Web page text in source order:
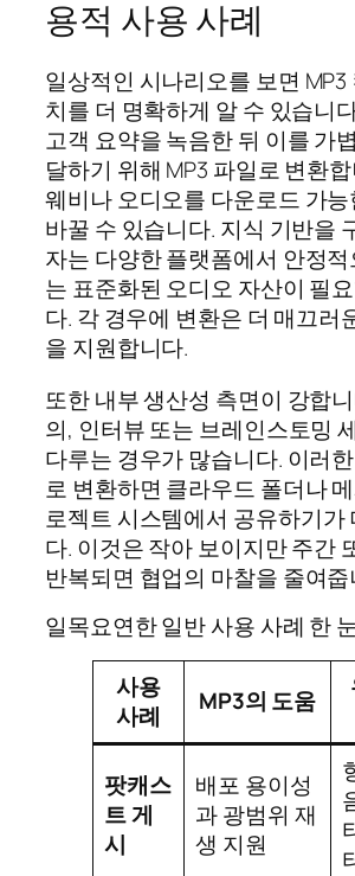
용적 사용 사례
일상적인 시나리오를 보면
치를 더 명확하게 알 수 있습니
고객 요약을 녹음한 뒤 이를 가
달하기 위해 MP3 파일로 변환
웨비나 오디오를 다운로드 가
바꿀 수 있습니다. 지식 기반을
자는 다양한 플랫폼에서 안정
는 표준화된 오디오 자산이 필
다. 각 경우에 변환은 더 매끄러
을 지원합니다.
또한 내부 생산성 측면이 강합
의, 인터뷰 또는 브레인스토밍
다루는 경우가 많습니다. 이러
로 변환하면 클라우드 폴더나
로젝트 시스템에서 공유하기가
다. 이것은 작아 보이지만 주간
반복되면 협업의 마찰을 줄여줍
일목요연한 일반 사용 사례 한
사용
사례
MP3의 도움
팟캐스
트 게
시
배포 용이성
과 광범위 재
생 지원